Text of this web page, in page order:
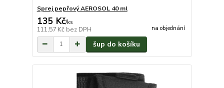
Sprej pepřový AEROSOL 40 ml
135 Kč/ks
111,57 Kč bez DPH na objednání
šup do košíku